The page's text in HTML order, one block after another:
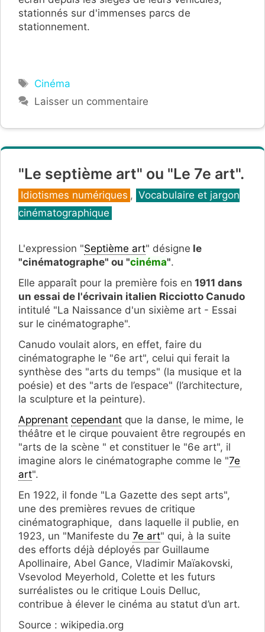
stationnés sur d'immenses parcs de
stationnement.
Étiquettes
Cinéma
Laisser un commentaire
"Le septième art" ou "Le 7e art".
Catégories
Idiotismes numériques , Vocabulaire et jargon
cinématographique
L'expression "Septième art" désigne le
"cinématographe" ou "cinéma".
Elle apparaît pour la première fois en 1911 dans
un essai de l'écrivain italien Ricciotto Canudo
intitulé "La Naissance d'un sixième art - Essai
sur le cinématographe".
Canudo voulait alors, en effet, faire du
cinématographe le "6e art", celui qui ferait la
synthèse des "arts du temps" (la musique et la
poésie) et des "arts de l’espace" (l’architecture,
la sculpture et la peinture).
Apprenant cependant que la danse, le mime, le
théâtre et le cirque pouvaient être regroupés en
"arts de la scène " et constituer le "6e art", il
imagine alors le cinématographe comme le "7e
art".
En 1922, il fonde "La Gazette des sept arts",
une des premières revues de critique
cinématographique, dans laquelle il publie, en
1923, un "Manifeste du 7e art" qui, à la suite
des efforts déjà déployés par Guillaume
Apollinaire, Abel Gance, Vladimir Maïakovski,
Vsevolod Meyerhold, Colette et les futurs
surréalistes ou le critique Louis Delluc,
contribue à élever le cinéma au statut d’un art.
Source : wikipedia.org